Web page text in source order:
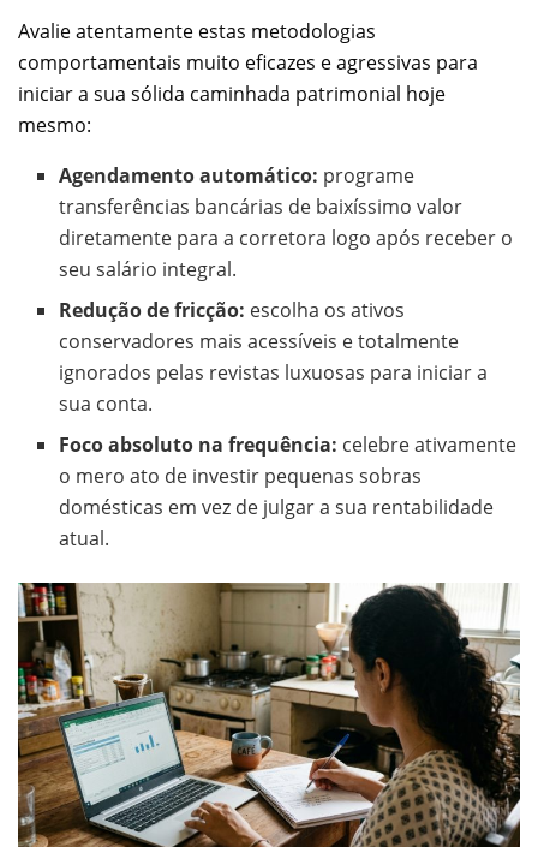
Avalie atentamente estas metodologias
comportamentais muito eficazes e agressivas para
iniciar a sua sólida caminhada patrimonial hoje
mesmo:
Agendamento automático: programe
transferências bancárias de baixíssimo valor
diretamente para a corretora logo após receber o
seu salário integral.
Redução de fricção: escolha os ativos
conservadores mais acessíveis e totalmente
ignorados pelas revistas luxuosas para iniciar a
sua conta.
Foco absoluto na frequência: celebre ativamente
o mero ato de investir pequenas sobras
domésticas em vez de julgar a sua rentabilidade
atual.